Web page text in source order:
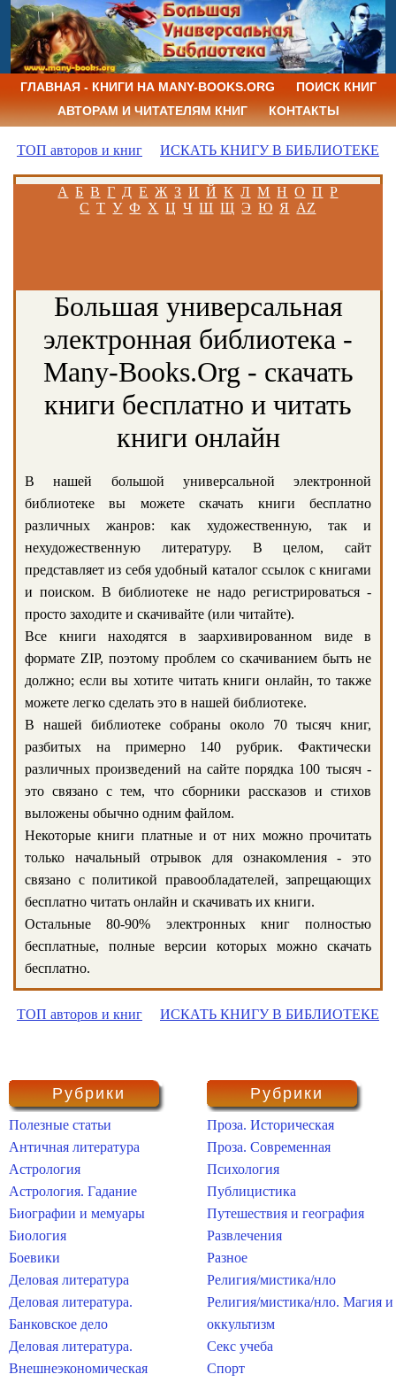
ГЛАВНАЯ - КНИГИ НА MANY-BOOKS.ORG
ПОИСК КНИГ
АВТОРАМ И ЧИТАТЕЛЯМ КНИГ
КОНТАКТЫ
ТОП авторов и книг ИСКАТЬ КНИГУ В БИБЛИОТЕКЕ
А Б В Г Д Е Ж З И Й К Л М Н О П Р
С Т У Ф Х Ц Ч Ш Щ Э Ю Я AZ
Большая универсальная
электронная библиотека -
Many-Books.Org - скачать
книги бесплатно и читать
книги онлайн
В нашей большой универсальной электронной
библиотеке вы можете скачать книги бесплатно
различных жанров: как художественную, так и
нехудожественную литературу. В целом, сайт
представляет из себя удобный каталог ссылок с книгами
и поиском. В библиотеке не надо регистрироваться -
просто заходите и скачивайте (или читайте).
Все книги находятся в заархивированном виде в
формате ZIP, поэтому проблем со скачиванием быть не
должно; если вы хотите читать книги онлайн, то также
можете легко сделать это в нашей библиотеке.
В нашей библиотеке собраны около 70 тысяч книг,
разбитых на примерно 140 рубрик. Фактически
различных произведений на сайте порядка 100 тысяч -
это связано с тем, что сборники рассказов и стихов
выложены обычно одним файлом.
Некоторые книги платные и от них можно прочитать
только начальный отрывок для ознакомления - это
связано с политикой правообладателей, запрещающих
бесплатно читать онлайн и скачивать их книги.
Остальные 80-90% электронных книг полностью
бесплатные, полные версии которых можно скачать
бесплатно.
ТОП авторов и книг ИСКАТЬ КНИГУ В БИБЛИОТЕКЕ
Рубрики
Полезные статьи
Античная литература
Астрология
Астрология. Гадание
Биографии и мемуары
Биология
Боевики
Деловая литература
Деловая литература.
Банковское дело
Деловая литература.
Внешнеэкономическая
Рубрики
Проза. Историческая
Проза. Современная
Психология
Публицистика
Путешествия и география
Развлечения
Разное
Религия/мистика/нло
Религия/мистика/нло. Магия и
оккультизм
Секс учеба
Спорт